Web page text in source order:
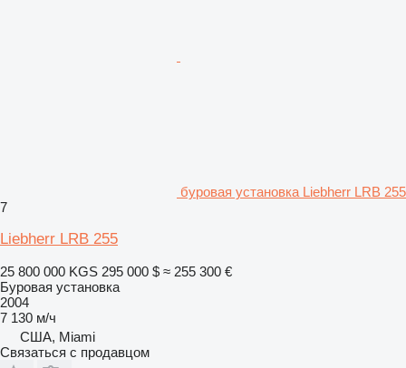
буровая установка Liebherr LRB 255
7
Liebherr LRB 255
25 800 000 KGS 295 000 $ ≈ 255 300 €
Буровая установка
2004
7 130 м/ч
США, Miami
Связаться с продавцом